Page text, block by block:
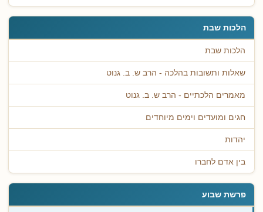
הלכות שבת
הלכות שבת
שאלות ותשובות בהלכה - הרב ש. ב. גנוט
מאמרים הלכתיים - הרב ש. ב. גנוט
חגים ומועדים וימים מיוחדים
יהדות
בין אדם לחברו
פרשת שבוע